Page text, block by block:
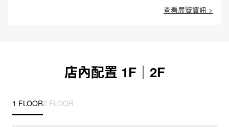
查看展覽資訊 >
店內配置 1F｜2F
1 FLOOR2 FLOOR